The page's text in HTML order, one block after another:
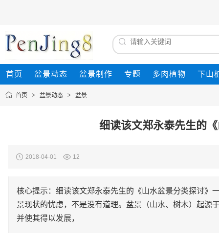
首页 盆景动态 盆景制作 专题 多肉植物 下山
首页 > 盆景动态 > 盆景
细读该文郑永泰先生的
2018-04-01 12
核心提示：细读该文郑永泰先生的《山水盆景分类探讨》
景现状的忧虑，不是没有道理。盆景（山水、树木）起源
并使其得以发展，